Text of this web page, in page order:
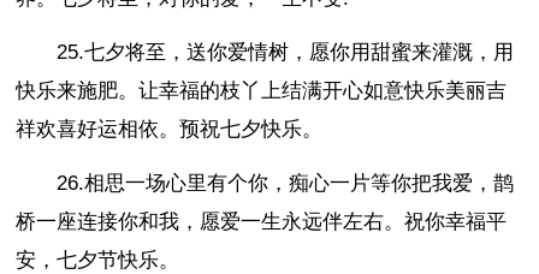
25.七夕将至，送你爱情树，愿你用甜蜜来灌溉，用
快乐来施肥。让幸福的枝丫上结满开心如意快乐美丽吉
祥欢喜好运相依。预祝七夕快乐。
26.相思一场心里有个你，痴心一片等你把我爱，鹊
桥一座连接你和我，愿爱一生永远伴左右。祝你幸福平
安，七夕节快乐。